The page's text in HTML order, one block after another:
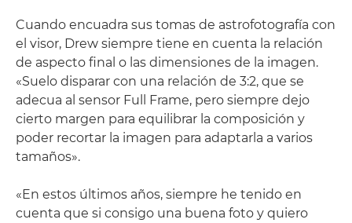
Cuando encuadra sus tomas de astrofotografía con
el visor, Drew siempre tiene en cuenta la relación
de aspecto final o las dimensiones de la imagen.
«Suelo disparar con una relación de 3:2, que se
adecua al sensor Full Frame, pero siempre dejo
cierto margen para equilibrar la composición y
poder recortar la imagen para adaptarla a varios
tamaños».
«En estos últimos años, siempre he tenido en
cuenta que si consigo una buena foto y quiero